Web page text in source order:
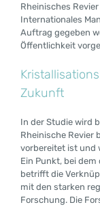
Rheinisches
Internationales
Auftrag gegeben
Öffentlichkeit
Zukunft
In der Studie wird
Rheinische Revier
vorbereitet ist und
Ein Punkt, bei
betrifft die
mit den starken
Forschung. Die